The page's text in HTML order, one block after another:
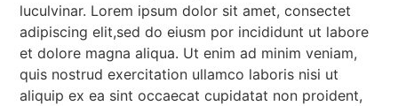
luculvinar. Lorem ipsum dolor sit amet, consectet
adipiscing elit,sed do eiusm por incididunt ut labore
et dolore magna aliqua. Ut enim ad minim veniam,
quis nostrud exercitation ullamco laboris nisi ut
aliquip ex ea sint occaecat cupidatat non proident,